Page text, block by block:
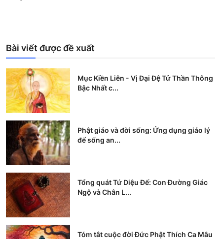
Bài viết được đề xuất
Mục Kiền Liên - Vị Đại Đệ Tử Thần Thông
Bậc Nhất c...
Phật giáo và đời sống: Ứng dụng giáo lý
để sống an...
Tổng quát Tứ Diệu Đế: Con Đường Giác
Ngộ và Chân L...
Tóm tắt cuộc đời Đức Phật Thích Ca Mâu